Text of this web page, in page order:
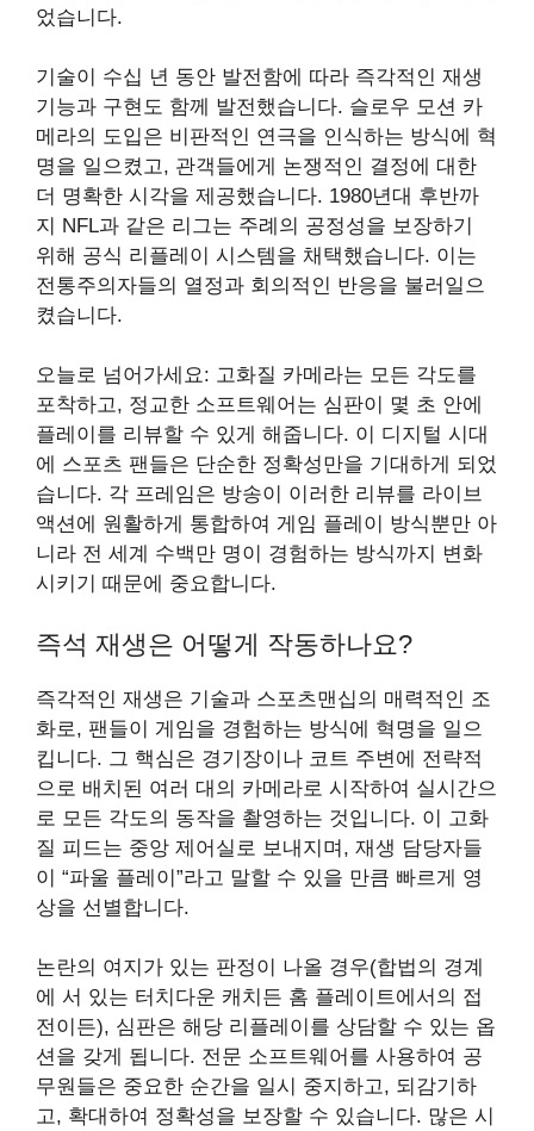
었습니다.
기술이 수십 년 동안 발전함에 따라 즉각적인 재생
기능과 구현도 함께 발전했습니다. 슬로우 모션 카
메라의 도입은 비판적인 연극을 인식하는 방식에 혁
명을 일으켰고, 관객들에게 논쟁적인 결정에 대한
더 명확한 시각을 제공했습니다. 1980년대 후반까
지 NFL과 같은 리그는 주례의 공정성을 보장하기
위해 공식 리플레이 시스템을 채택했습니다. 이는
전통주의자들의 열정과 회의적인 반응을 불러일으
켰습니다.
오늘로 넘어가세요: 고화질 카메라는 모든 각도를
포착하고, 정교한 소프트웨어는 심판이 몇 초 안에
플레이를 리뷰할 수 있게 해줍니다. 이 디지털 시대
에 스포츠 팬들은 단순한 정확성만을 기대하게 되었
습니다. 각 프레임은 방송이 이러한 리뷰를 라이브
액션에 원활하게 통합하여 게임 플레이 방식뿐만 아
니라 전 세계 수백만 명이 경험하는 방식까지 변화
시키기 때문에 중요합니다.
즉석 재생은 어떻게 작동하나요?
즉각적인 재생은 기술과 스포츠맨십의 매력적인 조
화로, 팬들이 게임을 경험하는 방식에 혁명을 일으
킵니다. 그 핵심은 경기장이나 코트 주변에 전략적
으로 배치된 여러 대의 카메라로 시작하여 실시간으
로 모든 각도의 동작을 촬영하는 것입니다. 이 고화
질 피드는 중앙 제어실로 보내지며, 재생 담당자들
이 “파울 플레이”라고 말할 수 있을 만큼 빠르게 영
상을 선별합니다.
논란의 여지가 있는 판정이 나올 경우(합법의 경계
에 서 있는 터치다운 캐치든 홈 플레이트에서의 접
전이든), 심판은 해당 리플레이를 상담할 수 있는 옵
션을 갖게 됩니다. 전문 소프트웨어를 사용하여 공
무원들은 중요한 순간을 일시 중지하고, 되감기하
고, 확대하여 정확성을 보장할 수 있습니다. 많은 시